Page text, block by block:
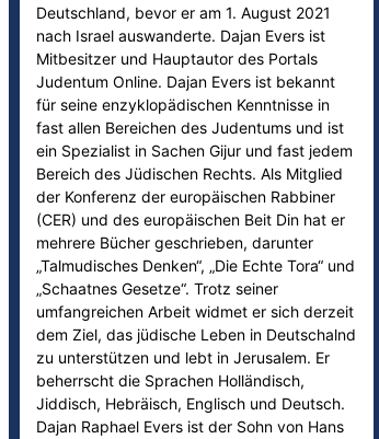
Deutschland, bevor er am 1. August 2021
nach Israel auswanderte. Dajan Evers ist
Mitbesitzer und Hauptautor des Portals
Judentum Online. Dajan Evers ist bekannt
für seine enzyklopädischen Kenntnisse in
fast allen Bereichen des Judentums und ist
ein Spezialist in Sachen Gijur und fast jedem
Bereich des Jüdischen Rechts. Als Mitglied
der Konferenz der europäischen Rabbiner
(CER) und des europäischen Beit Din hat er
mehrere Bücher geschrieben, darunter
„Talmudisches Denken“, „Die Echte Tora“ und
„Schaatnes Gesetze“. Trotz seiner
umfangreichen Arbeit widmet er sich derzeit
dem Ziel, das jüdische Leben in Deutschalnd
zu unterstützen und lebt in Jerusalem. Er
beherrscht die Sprachen Holländisch,
Jiddisch, Hebräisch, Englisch und Deutsch.
Dajan Raphael Evers ist der Sohn von Hans